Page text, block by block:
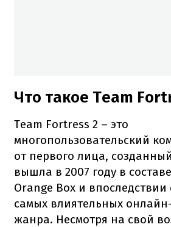
Что такое Team
Team Fortress 2 – это
многопользовательский
от первого лица,
вышла в 2007 году в
Orange Box и
самых влиятельных
жанра. Несмотря на свой